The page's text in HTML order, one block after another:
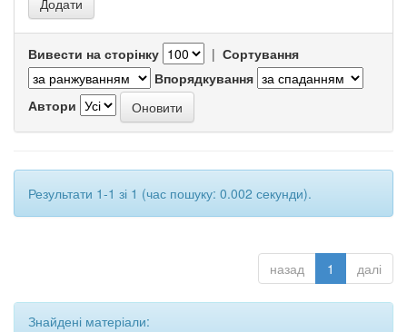
Вивести на сторінку | Сортування
Впорядкування
Автори
Результати 1-1 зі 1 (час пошуку: 0.002 секунди).
назад 1 далі
Знайдені матеріали: